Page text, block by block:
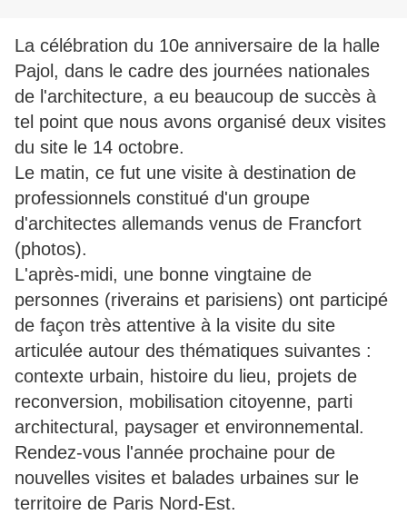
La célébration du 10e anniversaire de la halle
Pajol, dans le cadre des journées nationales
de l'architecture, a eu beaucoup de succès à
tel point que nous avons organisé deux visites
du site le 14 octobre.
Le matin, ce fut une visite à destination de
professionnels constitué d'un groupe
d'architectes allemands venus de Francfort
(photos).
L'après-midi, une bonne vingtaine de
personnes (riverains et parisiens) ont participé
de façon très attentive à la visite du site
articulée autour des thématiques suivantes :
contexte urbain, histoire du lieu, projets de
reconversion, mobilisation citoyenne, parti
architectural, paysager et environnemental.
Rendez-vous l'année prochaine pour de
nouvelles visites et balades urbaines sur le
territoire de Paris Nord-Est.